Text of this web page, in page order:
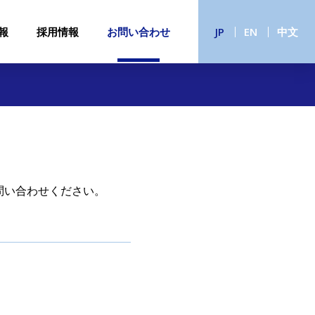
JP EN 中文
採用情報 お問い合わせ
合わせください。